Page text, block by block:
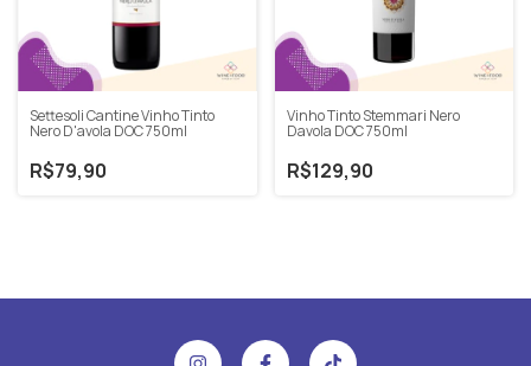
Settesoli Cantine Vinho Tinto
Nero D'avola DOC 750ml
R$79,90
Vinho Tinto Stemmari Nero
Davola DOC 750ml
R$129,90